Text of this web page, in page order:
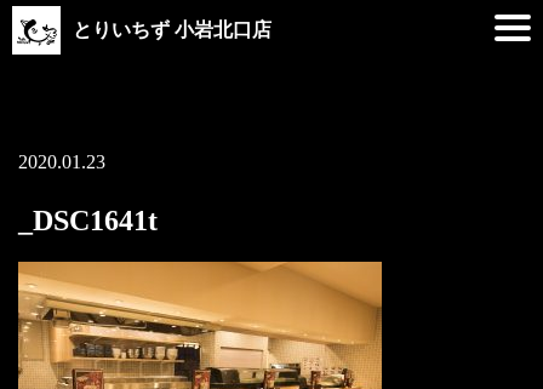
とりいちず 小岩北口店
2020.01.23
_DSC1641t